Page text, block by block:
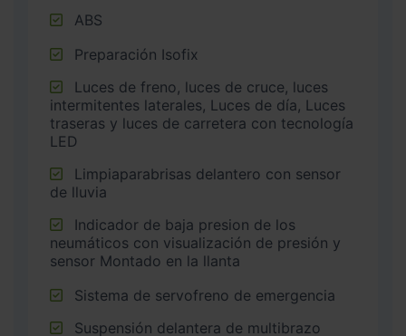
ABS
Preparación Isofix
intermitentes laterales, Luces de día, Luces
traseras y luces de carretera con tecnología
LED
de lluvia
neumáticos con visualización de presión y
sensor Montado en la llanta
Sistema de servofreno de emergencia